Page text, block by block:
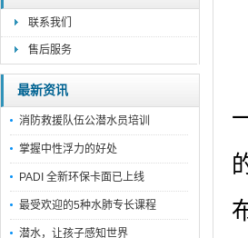
联系我们
售后服务
最新资讯
消防救援队伍公潜水员培训
掌握中性浮力的好处
PADI 全新环保卡面已上线
最受欢迎的5种水肺专长课程
潜水，让孩子感知世界